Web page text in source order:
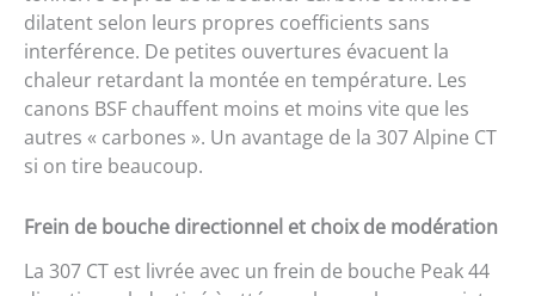
dilatent selon leurs propres coefficients sans
interférence. De petites ouvertures évacuent la
chaleur retardant la montée en température. Les
canons BSF chauffent moins et moins vite que les
autres « carbones ». Un avantage de la 307 Alpine CT
si on tire beaucoup.
Frein de bouche directionnel et choix de modération
La 307 CT est livrée avec un frein de bouche Peak 44